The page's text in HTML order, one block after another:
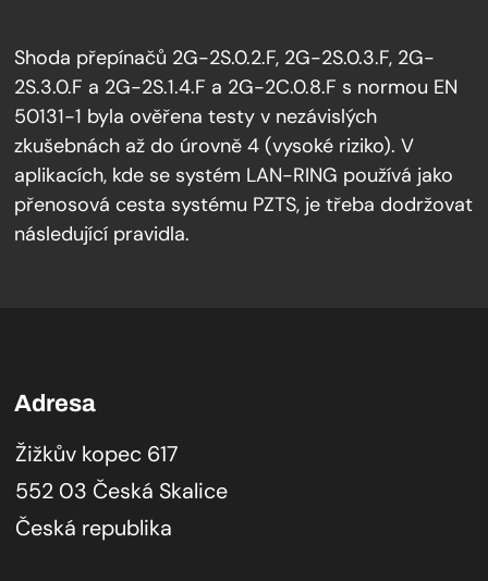
Shoda přepínačů 2G-2S.0.2.F, 2G-2S.0.3.F, 2G-
2S.3.0.F a 2G-2S.1.4.F a 2G-2C.0.8.F s normou EN
50131-1 byla ověřena testy v nezávislých
zkušebnách až do úrovně 4 (vysoké riziko). V
aplikacích, kde se systém LAN-RING používá jako
přenosová cesta systému PZTS, je třeba dodržovat
následující pravidla.
Adresa
Žižkův kopec 617
552 03 Česká Skalice
Česká republika